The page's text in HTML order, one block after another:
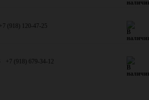
+7 (918) 120-47-25
+7 (918) 679-34-12